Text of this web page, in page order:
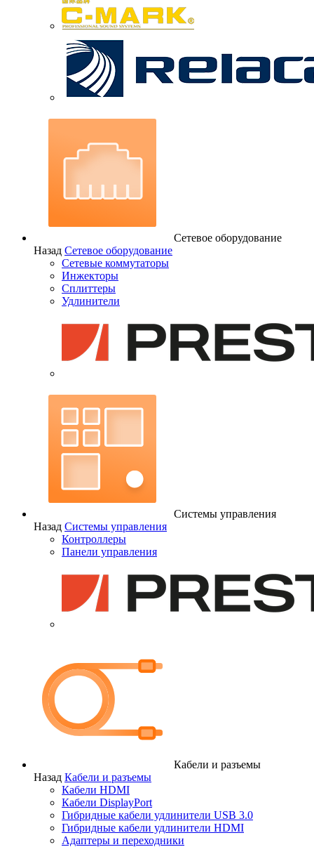
Сетевое оборудование
Назад Сетевое оборудование
Сетевые коммутаторы
Инжекторы
Сплиттеры
Удлинители
Системы управления
Назад Системы управления
Контроллеры
Панели управления
Кабели и разъемы
Назад Кабели и разъемы
Кабели HDMI
Кабели DisplayPort
Гибридные кабели удлинители USB 3.0
Гибридные кабели удлинители HDMI
Адаптеры и переходники